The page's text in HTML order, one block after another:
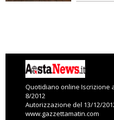
Quotidiano online Iscrizione
8/2012
Autorizzazione del 13/12/
www.gazzettamatin.com